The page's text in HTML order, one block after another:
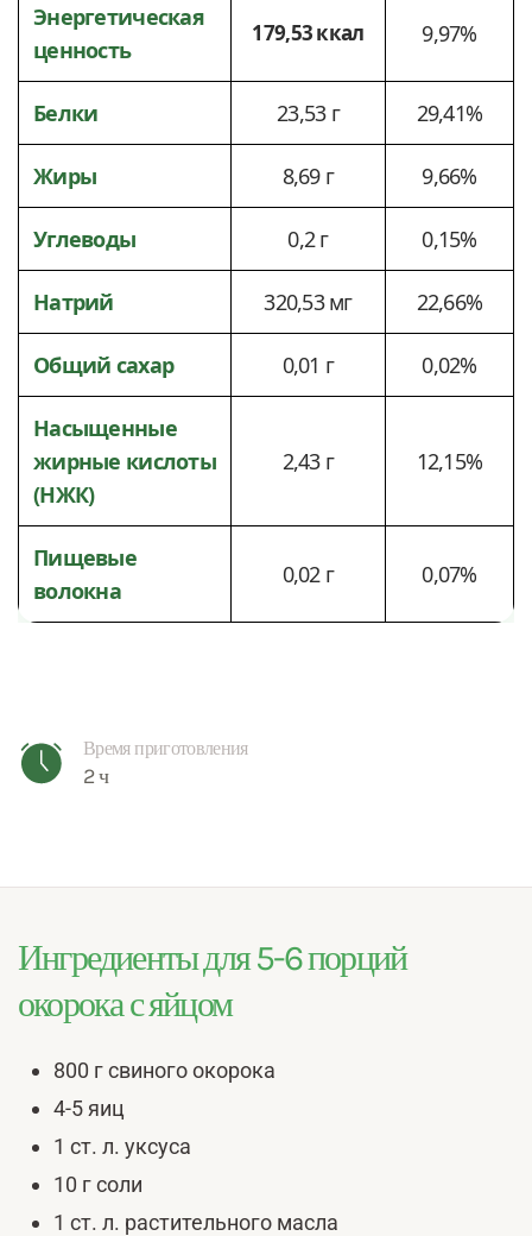
Энергетическая
ценность
179,53 ккал 9,97%
Белки 23,53 г 29,41%
Жиры 8,69 г 9,66%
Углеводы 0,2 г 0,15%
Натрий 320,53 мг 22,66%
Общий сахар 0,01 г 0,02%
Насыщенные
жирные кислоты
(НЖК)
2,43 г 12,15%
Пищевые
волокна
0,02 г 0,07%
Время приготовления
2 ч
Ингредиенты для 5-6 порций
окорока с яйцом
800 г свиного окорока
4-5 яиц
1 ст. л. уксуса
10 г соли
1 ст. л. растительного масла